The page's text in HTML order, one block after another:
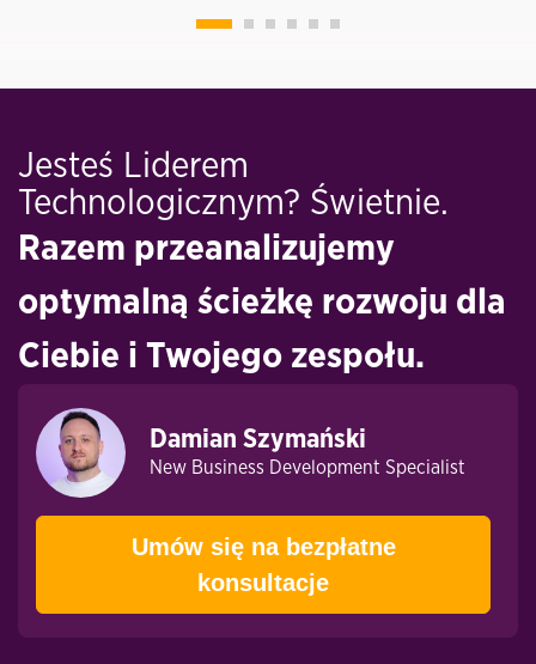
Jesteś Liderem
Technologicznym? Świetnie.
Razem przeanalizujemy
optymalną ścieżkę rozwoju dla
Ciebie i Twojego zespołu.
Damian Szymański
New Business Development Specialist
Umów się na bezpłatne
konsultacje